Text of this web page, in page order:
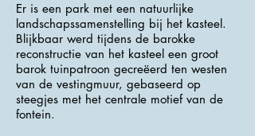
Er is een park met een natuurlijke
landschapssamenstelling bij het kasteel.
Blijkbaar werd tijdens de barokke
reconstructie van het kasteel een groot
barok tuinpatroon gecreëerd ten westen
van de vestingmuur, gebaseerd op
steegjes met het centrale motief van de
fontein.